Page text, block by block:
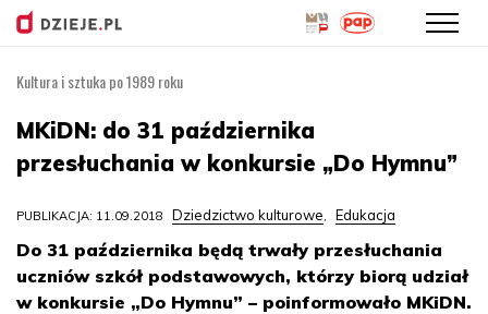
treści
Kultura i sztuka po 1989 roku
MKiDN: do 31 października
przesłuchania w konkursie „Do Hymnu”
PUBLIKACJA: 11.09.2018 Dziedzictwo kulturowe, Edukacja
Do 31 października będą trwały przesłuchania
uczniów szkół podstawowych, którzy biorą udział
w konkursie „Do Hymnu” – poinformowało MKiDN.